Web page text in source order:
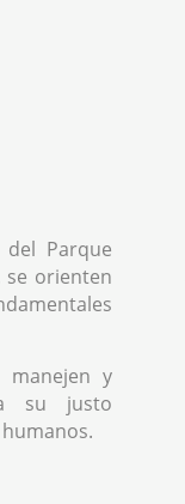
del Parque
se orienten
manejen y
su justo